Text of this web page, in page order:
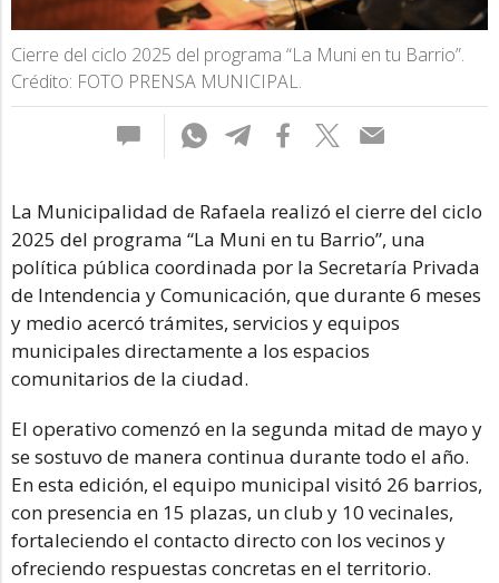
Cierre del ciclo 2025 del programa “La Muni en tu Barrio”.
Crédito: FOTO PRENSA MUNICIPAL.
La Municipalidad de Rafaela realizó el cierre del ciclo
2025 del programa “La Muni en tu Barrio”, una
política pública coordinada por la Secretaría Privada
de Intendencia y Comunicación, que durante 6 meses
y medio acercó trámites, servicios y equipos
municipales directamente a los espacios
comunitarios de la ciudad.
El operativo comenzó en la segunda mitad de mayo y
se sostuvo de manera continua durante todo el año.
En esta edición, el equipo municipal visitó 26 barrios,
con presencia en 15 plazas, un club y 10 vecinales,
fortaleciendo el contacto directo con los vecinos y
ofreciendo respuestas concretas en el territorio.